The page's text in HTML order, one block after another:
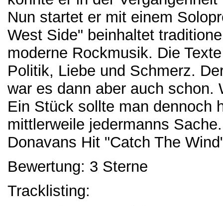
Nun startet er mit einem
West Side" beinhaltet
moderne Rockmusik. Die
Politik, Liebe und Schmerz.
war es dann aber auch schon.
Ein Stück sollte man dennoch
mittlerweile jedermanns
Donavans Hit "Catch The
Bewertung: 3 Sterne
Tracklisting: